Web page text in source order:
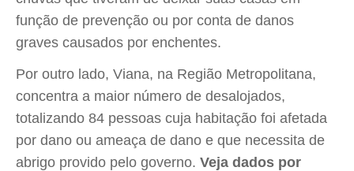
função de prevenção ou por conta de danos
graves causados por enchentes.
Por outro lado, Viana, na Região Metropolitana,
concentra a maior número de desalojados,
totalizando 84 pessoas cuja habitação foi afetada
por dano ou ameaça de dano e que necessita de
abrigo provido pelo governo. Veja dados por